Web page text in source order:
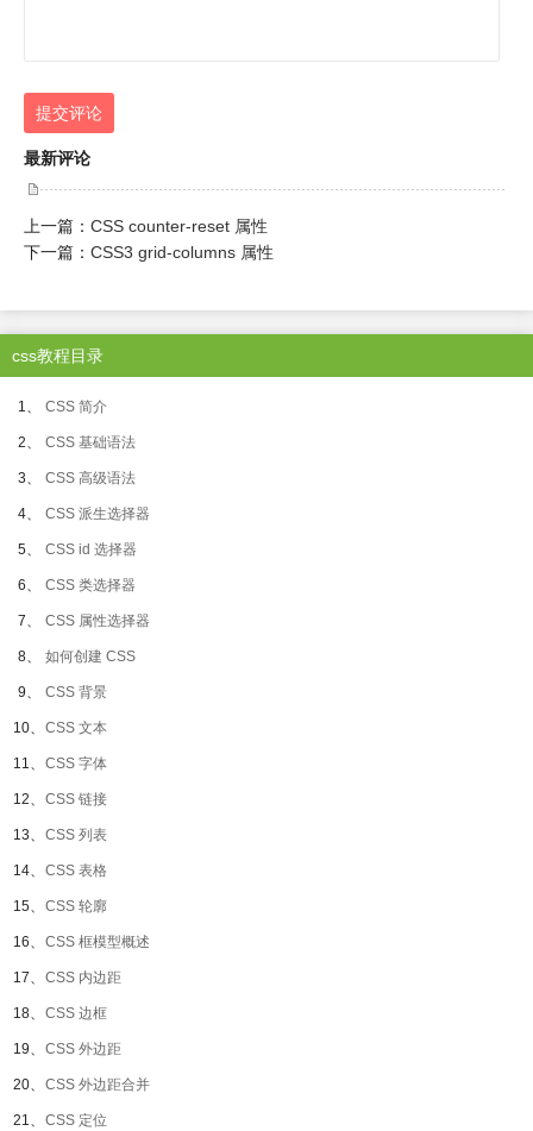
提交评论
最新评论
上一篇： CSS counter-reset 属性
下一篇： CSS3 grid-columns 属性
css教程目录
1、 CSS 简介
2、 CSS 基础语法
3、 CSS 高级语法
4、 CSS 派生选择器
5、 CSS id 选择器
6、 CSS 类选择器
7、 CSS 属性选择器
8、 如何创建 CSS
9、 CSS 背景
10、 CSS 文本
11、 CSS 字体
12、 CSS 链接
13、 CSS 列表
14、 CSS 表格
15、 CSS 轮廓
16、 CSS 框模型概述
17、 CSS 内边距
18、 CSS 边框
19、 CSS 外边距
20、 CSS 外边距合并
21、 CSS 定位